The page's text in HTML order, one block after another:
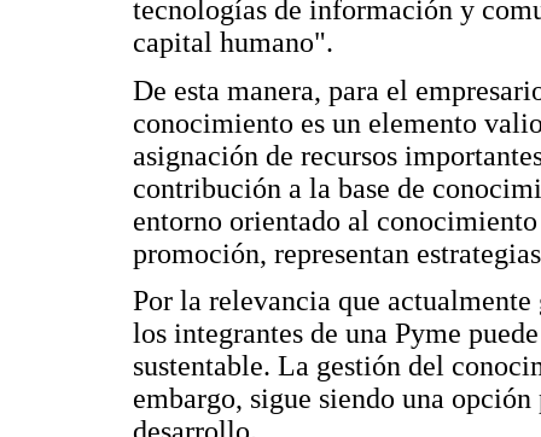
tecnologías de información y
capital humano".
De esta manera, para el
conocimiento es un elemento
asignación de recursos
contribución a la base de
entorno orientado al
promoción, representan
Por la relevancia que
los integrantes de una Pyme
sustentable. La gestión del
embargo, sigue siendo una